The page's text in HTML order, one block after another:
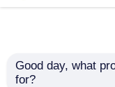
Упаковка
Алюминиевая
ПЭТ эмбрионная
трубка ПЭТ
Good day, what
for?